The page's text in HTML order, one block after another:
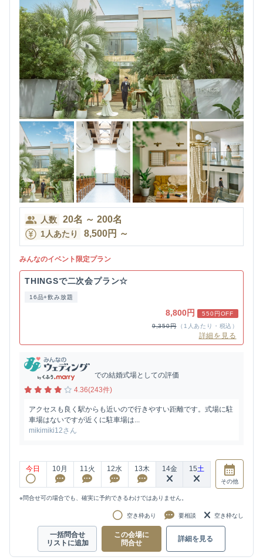
人数 20名 ～ 200名
1人あたり 8,500円 ～
みんなのイベント限定プラン
THINGSで二次会プラン☆
16品+飲み放題
8,800円
550円OFF
9,350円
（1人あたり・税込）
詳細を見る
での結婚式場としての評価
4.36(243件)
アクセスも良く駅からも近いので行きやすい距離です。式場に駐
車場はないですが近くに駐車場は...
mikimiki12さん
今日 10月 11 火 12水 13木 14金 15土
その他
※問合せ可の場合でも、確実に予約できるわけではありません。
空き枠あり 要相談 空き枠なし
一括問合せ
リストに追加
この会場に
問合せ
詳細を見る